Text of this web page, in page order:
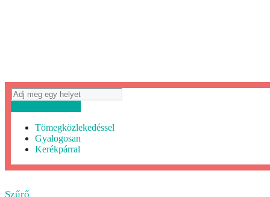
Tömegközlekedéssel
Gyalogosan
Kerékpárral
Szűrő